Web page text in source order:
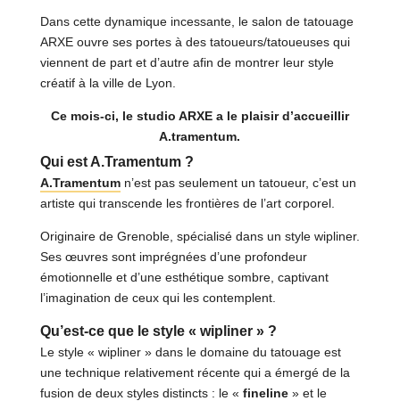
Dans cette dynamique incessante, le salon de tatouage
ARXE ouvre ses portes à des tatoueurs/tatoueuses qui
viennent de part et d’autre afin de montrer leur style
créatif à la ville de Lyon.
Ce mois-ci, le studio ARXE a le plaisir d’accueillir
A.tramentum.
Qui est A.Tramentum ?
A.Tramentumn’est pas seulement un tatoueur, c’est un
artiste qui transcende les frontières de l’art corporel.
Originaire de Grenoble, spécialisé dans un style wipliner.
Ses œuvres sont imprégnées d’une profondeur
émotionnelle et d’une esthétique sombre, captivant
l’imagination de ceux qui les contemplent.
Qu’est-ce que le style « wipliner » ?
Le style « wipliner » dans le domaine du tatouage est
une technique relativement récente qui a émergé de la
fusion de deux styles distincts : le « fineline» et le